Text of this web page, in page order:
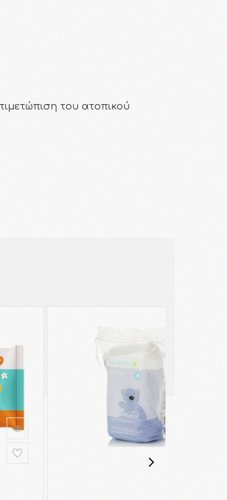
του ατοπικού